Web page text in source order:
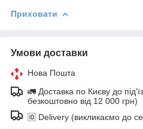
Приховати
Умови доставки
Нова Пошта
🚛 Доставка по Києву до
безкоштовно від 12 000 грн)
🆔 Delivery (викликаємо до